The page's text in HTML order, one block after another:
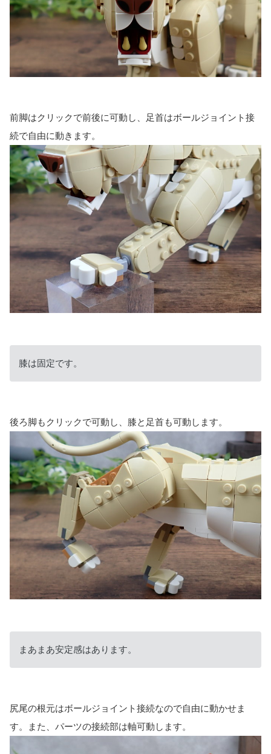
前脚はクリックで前後に可動し、足首はボールジョイント接
続で自由に動きます。
膝は固定です。
後ろ脚もクリックで可動し、膝と足首も可動します。
まあまあ安定感はあります。
尻尾の根元はボールジョイント接続なので自由に動かせま
す。また、パーツの接続部は軸可動します。